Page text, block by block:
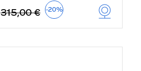
315,00 € -20%